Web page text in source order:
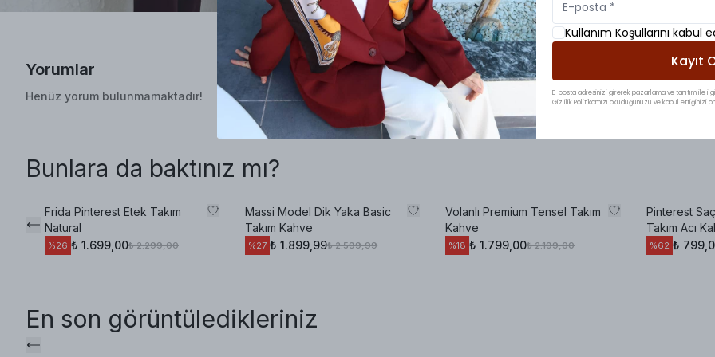
Yorumlar
Henüz yorum bulunmamaktadır!
Bunlara da baktınız mı?
Frida Pinterest Etek Takım
Natural
%26 ₺ 1.699,00₺ 2.299,00
Massi Model Dik Yaka Basic
Takım Kahve
%27 ₺ 1.899,99₺ 2.599,99
Volanlı Premium Tensel Takım
Kahve
%18 ₺ 1.799,00₺ 2.199,00
Pinterest
Takım Acı
%62 ₺
En son görüntüledikleriniz
Kullanım Koşullarını kabul
Kayıt
E-posta adresinizi girerek pazarlama ve tanıtım ile
Gizlilik Politikamızı okuduğunuzu ve kabul ettiğinizi